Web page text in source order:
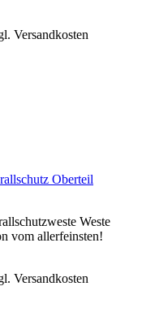
Versandkosten
Oberteil
Weste
vom allerfeinsten!
Versandkosten